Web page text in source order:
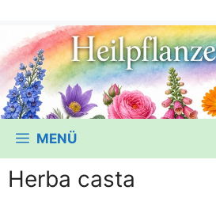
MENÜ
Herba casta